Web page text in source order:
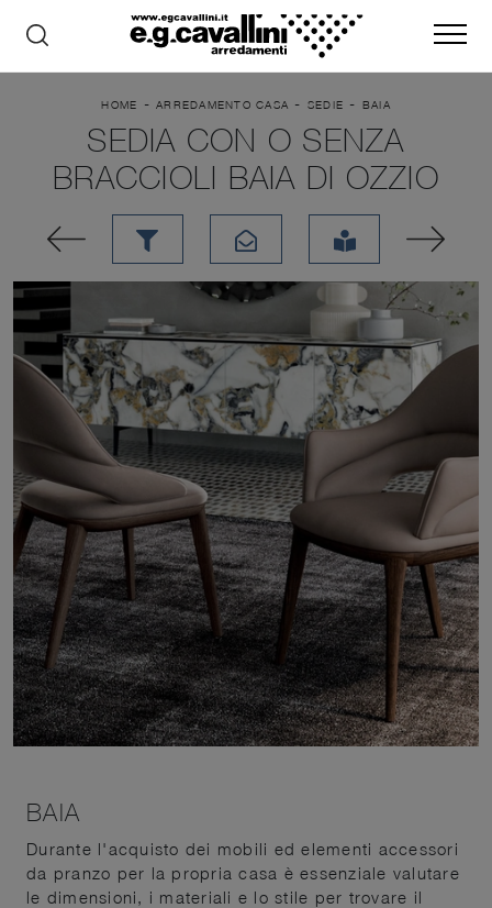
HOME - ARREDAMENTO CASA - SEDIE - BAIA
SEDIA CON O SENZA
BRACCIOLI BAIA DI OZZIO
BAIA
Durante l'acquisto dei mobili ed elementi accessori
da pranzo per la propria casa è essenziale valutare
le dimensioni, i materiali e lo stile per trovare il